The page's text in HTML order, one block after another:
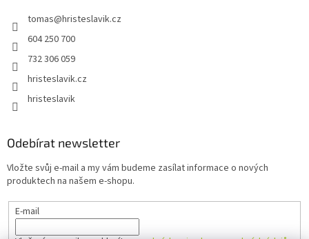
tomas@hristeslavik.cz
604 250 700
732 306 059
hristeslavik.cz
hristeslavik
Odebírat newsletter
Vložte svůj e-mail a my vám budeme zasílat informace o nových
produktech na našem e-shopu.
E-mail